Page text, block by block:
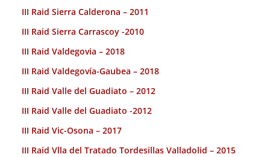
III Raid Sierra Calderona – 2011
III Raid Sierra Carrascoy -2010
III Raid Valdegovia – 2018
III Raid Valdegovía-Gaubea – 2018
III Raid Valle del Guadiato – 2012
III Raid Valle del Guadiato -2012
III Raid Vic-Osona – 2017
III Raid Vlla del Tratado Tordesillas Valladolid – 2015